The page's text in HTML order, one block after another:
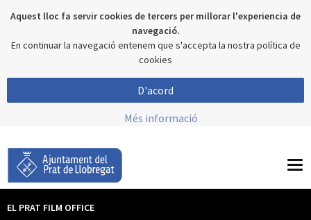
Aquest lloc fa servir cookies de tercers per millorar l'experiencia de
navegació.
En continuar la navegació entenem que s'accepta la nostra política de
cookies
D'acord
Més informació
EL PRAT FILM OFFICE